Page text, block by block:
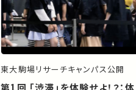
東大駒場リサーチキャンパス公開
第1回 「渋滞」を体験せよ！？：体